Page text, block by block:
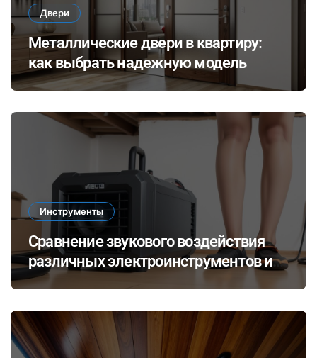
Двери
Металлические двери в квартиру:
как выбрать надежную модель
Инструменты
Сравнение звукового воздействия
различных электроинструментов и
его влияние на здоровье при ремонте